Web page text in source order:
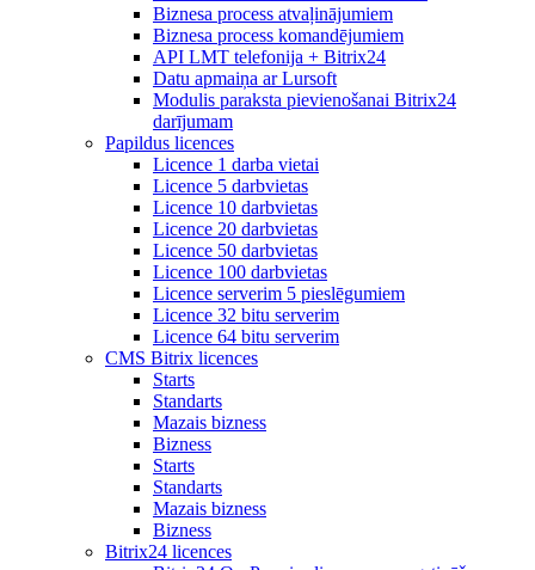
Biznesa process atvaļinājumiem
Biznesa process komandējumiem
API LMT telefonija + Bitrix24
Datu apmaiņa ar Lursoft
Modulis paraksta pievienošanai Bitrix24
darījumam
Papildus licences
Licence 1 darba vietai
Licence 5 darbvietas
Licence 10 darbvietas
Licence 20 darbvietas
Licence 50 darbvietas
Licence 100 darbvietas
Licence serverim 5 pieslēgumiem
Licence 32 bitu serverim
Licence 64 bitu serverim
CMS Bitrix licences
Starts
Standarts
Mazais bizness
Bizness
Starts
Standarts
Mazais bizness
Bizness
Bitrix24 licences